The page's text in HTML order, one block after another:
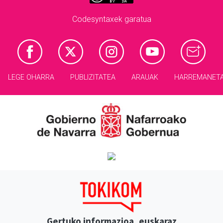
Codesyntaxek garatua
LEGE OHARRA PUBLIZITATEA ARAUAK